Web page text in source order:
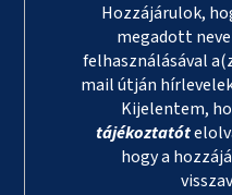
Hozzájárulok,
megadott
felhasználásával
mail útján
Kijelentem,
tájékoztatót
hogy a